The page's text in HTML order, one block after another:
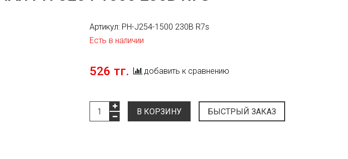
Артикул: PH-J254-1500 230В R7s
Есть в наличии
526 тг. добавить к сравнению
В КОРЗИНУ БЫСТРЫЙ ЗАКАЗ